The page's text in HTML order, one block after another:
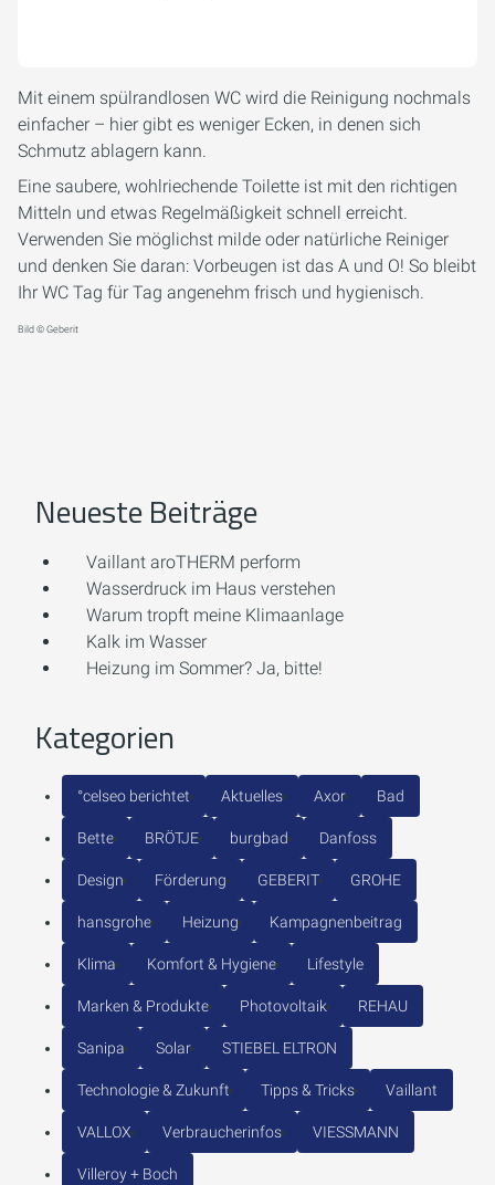
Mit einem spülrandlosen WC wird die Reinigung nochmals
einfacher – hier gibt es weniger Ecken, in denen sich
Schmutz ablagern kann.
Eine saubere, wohlriechende Toilette ist mit den richtigen
Mitteln und etwas Regelmäßigkeit schnell erreicht.
Verwenden Sie möglichst milde oder natürliche Reiniger
und denken Sie daran: Vorbeugen ist das A und O! So bleibt
Ihr WC Tag für Tag angenehm frisch und hygienisch.
Bild © Geberit
Neueste Beiträge
Vaillant aroTHERM perform
Wasserdruck im Haus verstehen
Warum tropft meine Klimaanlage
Kalk im Wasser
Heizung im Sommer? Ja, bitte!
Kategorien
°celseo berichtet Aktuelles Axor Bad
Bette BRÖTJE burgbad Danfoss
Design Förderung GEBERIT GROHE
hansgrohe Heizung Kampagnenbeitrag
Klima Komfort & Hygiene Lifestyle
Marken & Produkte Photovoltaik REHAU
Sanipa Solar STIEBEL ELTRON
Technologie & Zukunft Tipps & Tricks Vaillant
VALLOX Verbraucherinfos VIESSMANN
Villeroy + Boch